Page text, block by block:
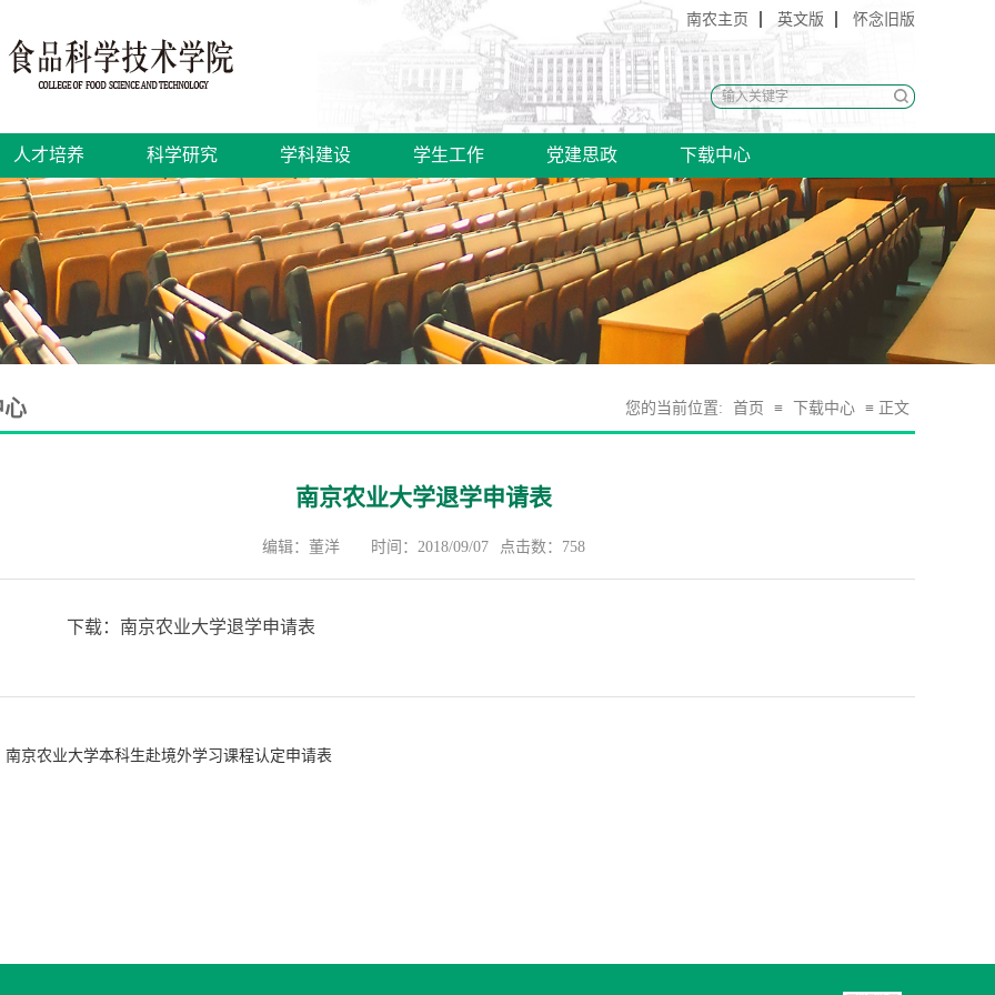
南农主页 英文版 怀念旧版
人才培养 科学研究 学科建设 学生工作 党建思政 下载中心
您的当前位置: 首页 ≡ 下载中心 ≡ 正文
心
南京农业大学退学申请表
编辑：董洋 时间：2018/09/07 点击数： 758
下载： 南京农业大学退学申请表
南京农业大学本科生赴境外学习课程认定申请表